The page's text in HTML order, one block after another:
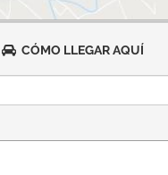
CÓMO LLEGAR AQUÍ